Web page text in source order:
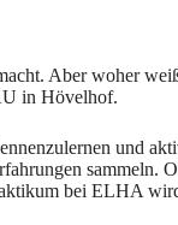
Aber woher
in Hövelhof.
und
bei ELHA